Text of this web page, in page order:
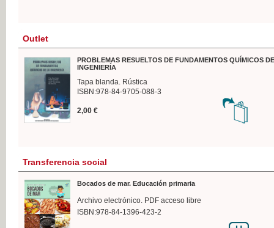
Outlet
PROBLEMAS RESUELTOS DE FUNDAMENTOS QUÍMICOS
INGENIERÍA
Tapa blanda. Rústica
ISBN:978-84-9705-088-3
2,00 €
Transferencia social
Bocados de mar. Educación primaria
Archivo electrónico. PDF acceso libre
ISBN:978-84-1396-423-2